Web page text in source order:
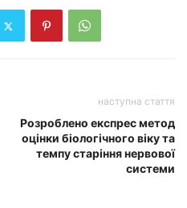
наступна стаття
Розроблено експрес метод
оцінки біологічного віку та
темпу старіння нервової
системи